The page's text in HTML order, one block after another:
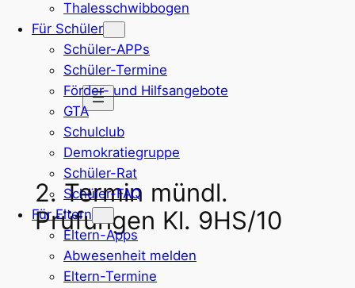
Inhalt
springen
Thalesschwibbogen
Für Schüler
Schüler-APPs
Schüler-Termine
Förder- und Hilfsangebote
GTA
Schulclub
Demokratiegruppe
Schüler-Rat
Schüler-FAQ
Für Eltern
Eltern-Apps
Abwesenheit melden
Eltern-Termine
2. Termin mündl.
Prüfungen Kl. 9HS/10